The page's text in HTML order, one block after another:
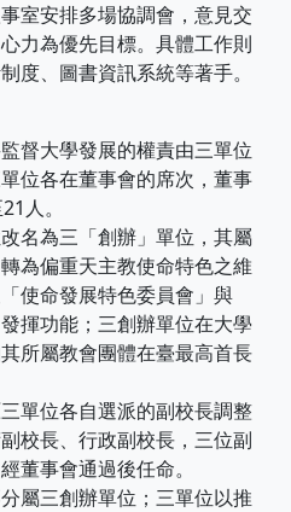
室安排多場協調會，意見交
力為優先目標。具體工作則
度、圖書資訊系統等著手。
督大學發展的權責由三單位
位各在董事會的席次，董事
人。
名為三「創辦」單位，其屬
為偏重天主教使命特色之維
使命發展特色委員會」與
揮功能；三創辦單位在大學
所屬教會團體在臺最高首長
單位各自選派的副校長調整
校長、行政副校長，三位副
董事會通過後任命。
屬三創辦單位；三單位以推